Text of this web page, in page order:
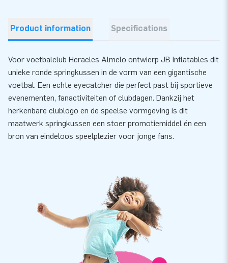
Product information Specifications
Voor voetbalclub Heracles Almelo ontwierp JB Inflatables dit
unieke ronde springkussen in de vorm van een gigantische
voetbal. Een echte eyecatcher die perfect past bij sportieve
evenementen, fanactiviteiten of clubdagen. Dankzij het
herkenbare clublogo en de speelse vormgeving is dit
maatwerk springkussen een stoer promotiemiddel én een
bron van eindeloos speelplezier voor jonge fans.